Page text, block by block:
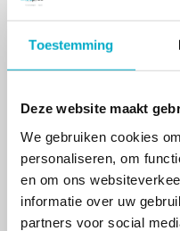
Toestemming
Deze website maakt
We gebruiken cookies
personaliseren, om
en om ons
informatie over uw
partners voor social
Share dit artikel...
Tenniselleboog behandelen met
oefeningen en fysiotherapie
Gerelateerde